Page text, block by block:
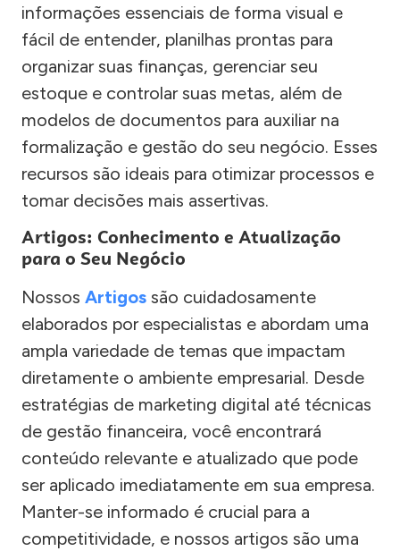
informações essenciais de forma visual e
fácil de entender, planilhas prontas para
organizar suas finanças, gerenciar seu
estoque e controlar suas metas, além de
modelos de documentos para auxiliar na
formalização e gestão do seu negócio. Esses
recursos são ideais para otimizar processos e
tomar decisões mais assertivas.
Artigos: Conhecimento e Atualização
para o Seu Negócio
Nossos Artigos são cuidadosamente
elaborados por especialistas e abordam uma
ampla variedade de temas que impactam
diretamente o ambiente empresarial. Desde
estratégias de marketing digital até técnicas
de gestão financeira, você encontrará
conteúdo relevante e atualizado que pode
ser aplicado imediatamente em sua empresa.
Manter-se informado é crucial para a
competitividade, e nossos artigos são uma